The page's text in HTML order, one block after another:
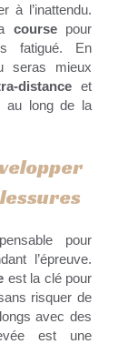
à l’inattendu.
coursepour
fatigué. En
seras mieux
distance et
long de la
pour
l’épreuve.
est la clé pour
risquer de
longs avec des
est une